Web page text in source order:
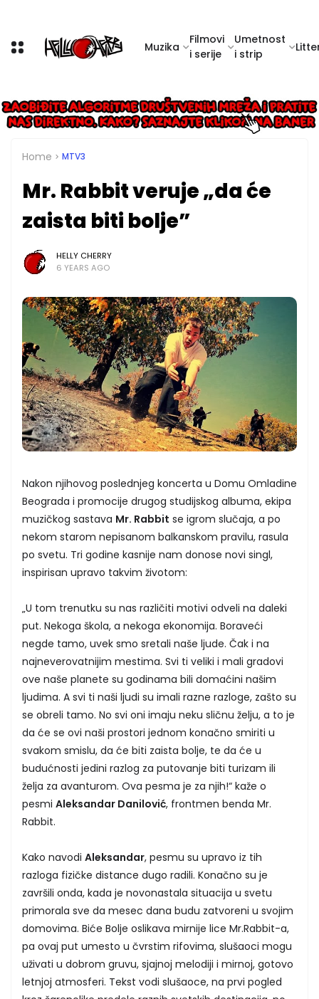
Muzika
Filmovi
i serije
Umetnost
i strip
Home MTV3
Mr. Rabbit veruje „da će
zaista biti bolje”
HELLY CHERRY
6 YEARS AGO
Nakon njihovog poslednjeg koncerta u Domu Omladine
Beograda i promocije drugog studijskog albuma, ekipa
muzičkog sastava Mr. Rabbit se igrom slučaja, a po
nekom starom nepisanom balkanskom pravilu, rasula
po svetu. Tri godine kasnije nam donose novi singl,
inspirisan upravo takvim životom:
„U tom trenutku su nas različiti motivi odveli na daleki
put. Nekoga škola, a nekoga ekonomija. Boraveći
negde tamo, uvek smo sretali naše ljude. Čak i na
najneverovatnijim mestima. Svi ti veliki i mali gradovi
ove naše planete su godinama bili domaćini našim
ljudima. A svi ti naši ljudi su imali razne razloge, zašto su
se obreli tamo. No svi oni imaju neku sličnu želju, a to je
da će se ovi naši prostori jednom konačno smiriti u
svakom smislu, da će biti zaista bolje, te da će u
budućnosti jedini razlog za putovanje biti turizam ili
želja za avanturom. Ova pesma je za njih!“ kaže o
pesmi Aleksandar Danilović, frontmen benda Mr.
Rabbit.
Kako navodi Aleksandar, pesmu su upravo iz tih
razloga fizičke distance dugo radili. Konačno su je
završili onda, kada je novonastala situacija u svetu
primorala sve da mesec dana budu zatvoreni u svojim
domovima. Biće Bolje oslikava mirnije lice Mr.Rabbit-a,
pa ovaj put umesto u čvrstim rifovima, slušaoci mogu
uživati u dobrom gruvu, sjajnoj melodiji i mirnoj, gotovo
letnjoj atmosferi. Tekst vodi slušaoce, na prvi pogled